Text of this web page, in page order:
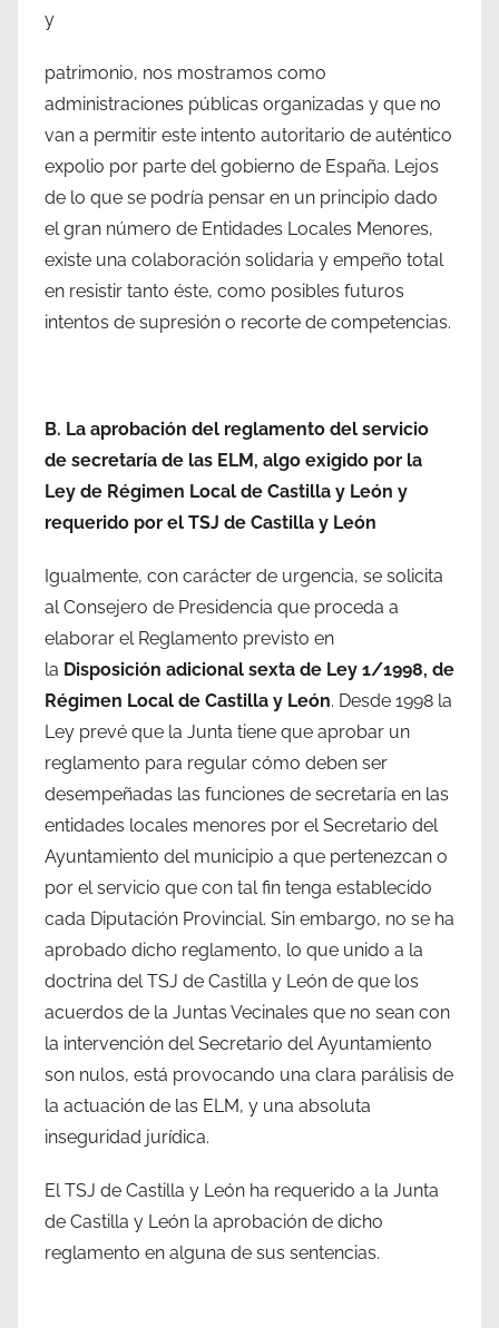
y
patrimonio, nos mostramos como
administraciones públicas organizadas y que no
van a permitir este intento autoritario de auténtico
expolio por parte del gobierno de España. Lejos
de lo que se podría pensar en un principio dado
el gran número de Entidades Locales Menores,
existe una colaboración solidaria y empeño total
en resistir tanto éste, como posibles futuros
intentos de supresión o recorte de competencias.
B. La aprobación del reglamento del servicio
de secretaría de las ELM, algo exigido por la
Ley de Régimen Local de Castilla y León y
requerido por el TSJ de Castilla y León
Igualmente, con carácter de urgencia, se solicita
al Consejero de Presidencia que proceda a
elaborar el Reglamento previsto en
la Disposición adicional sexta de Ley 1/1998, de
Régimen Local de Castilla y León. Desde 1998 la
Ley prevé que la Junta tiene que aprobar un
reglamento para regular cómo deben ser
desempeñadas las funciones de secretaría en las
entidades locales menores por el Secretario del
Ayuntamiento del municipio a que pertenezcan o
por el servicio que con tal fin tenga establecido
cada Diputación Provincial. Sin embargo, no se ha
aprobado dicho reglamento, lo que unido a la
doctrina del TSJ de Castilla y León de que los
acuerdos de la Juntas Vecinales que no sean con
la intervención del Secretario del Ayuntamiento
son nulos, está provocando una clara parálisis de
la actuación de las ELM, y una absoluta
inseguridad jurídica.
El TSJ de Castilla y León ha requerido a la Junta
de Castilla y León la aprobación de dicho
reglamento en alguna de sus sentencias.